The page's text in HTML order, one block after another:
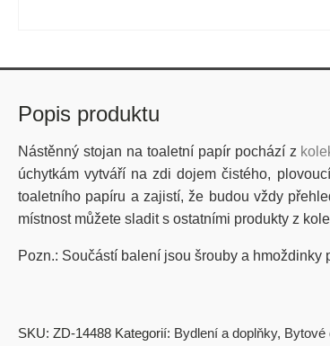
Popis produktu
Nástěnný stojan na toaletní papír pochází z
úchytkám vytváří na zdi dojem čistého,
toaletního papíru a zajistí, že budou vždy
místnost můžete sladit s ostatními produkty z
Pozn.: Součástí balení jsou šrouby a hmoždinky
SKU: ZD-14488 Kategorií: Bydlení a doplňky, Bytové